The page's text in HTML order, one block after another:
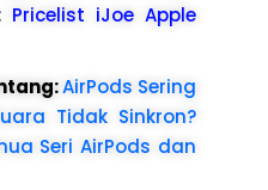
Pricelist iJoe Apple
AirPods Sering
Tidak Sinkron?
Seri AirPods dan